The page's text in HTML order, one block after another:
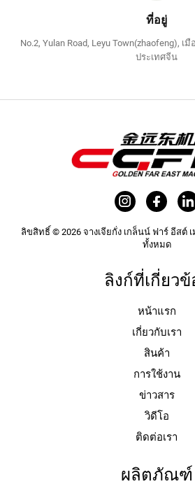
ที่อยู่
No.2, Yulan Road, Leyu Town(zhaofeng),
ประเทศจีน
ลิขสิทธิ์ © 2026 จางเจียกั่ง เกล็นน์ ฟาร์ อีสต์
ทั้งหมด
ลิงก์ที่เกี่ยวข้
หน้าแรก
เกี่ยวกับเรา
สินค้า
การใช้งาน
ข่าวสาร
วิดีโอ
ติดต่อเรา
ผลิตภัณฑ์